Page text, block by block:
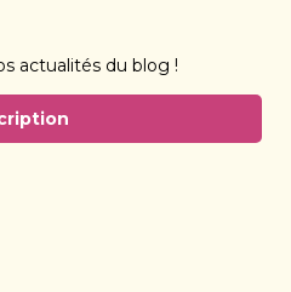
actualités du blog !